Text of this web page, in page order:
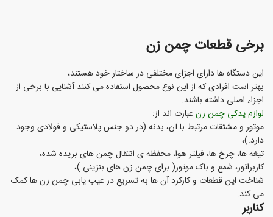
برخی قطعات چمن زن
این دستگاه ها دارای اجزای مختلفی در ساختار خود هستند،
بهتر است افرادی که از این نوع محصول استفاده می کنند آشنایی با برخی از
اجزاء اصلی داشته باشند.
لوازم یدکی چمن زن عبارت اند از:
موتور و مشتقات مرتبط با آن، بدنه (در دو جنس پلاستیکی و فولادی وجود
دارد.)،
تیغه ها، چرخ ها، فیلتر هوا، محفظه ی انتقال چمن های بریده شده،
کاربراتور، شمع و باک موتور( برای چمن زن های بنزینی )،
شناخت این قطعات و کارکرد آن ها به تسریع در عیب یابی چمن زن ها کمک
می کند.
کناربر